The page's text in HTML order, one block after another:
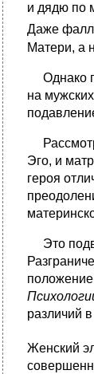
и дядю по
Даже
Матери, а
Однако
на
Эго, и
героя
Это
различий
Женский